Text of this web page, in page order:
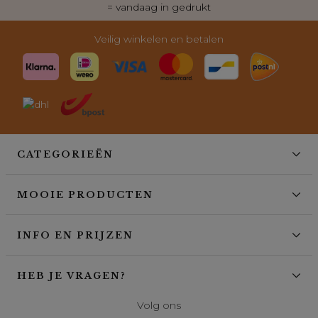
= vandaag in gedrukt
Veilig winkelen en betalen
CATEGORIEËN
MOOIE PRODUCTEN
INFO EN PRIJZEN
HEB JE VRAGEN?
Volg ons